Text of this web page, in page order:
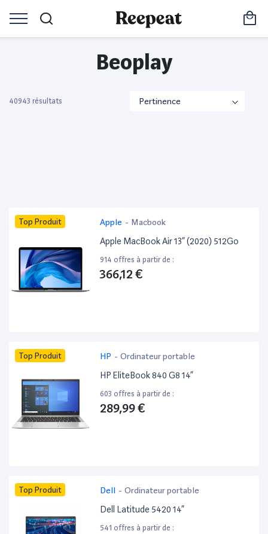
Beoplay
40943 résultats
Top Produit Apple - Macbook
Apple MacBook Air 13” (2020) 512Go
914 offres à partir de :
366,12 €
Top Produit HP - Ordinateur portable
HP EliteBook 840 G8 14”
603 offres à partir de :
289,99 €
Top Produit Dell - Ordinateur portable
Dell Latitude 5420 14”
541 offres à partir de :